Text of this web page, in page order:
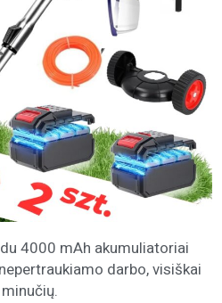
du 4000 mAh akumuliatoriai
darbo, visiškai